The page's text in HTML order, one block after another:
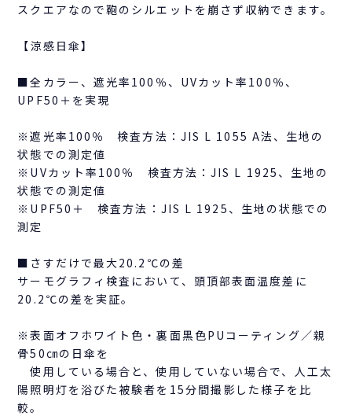
スクエアなので鞄のシルエットを崩さず収納できます。
【涼感日傘】
■全カラー、遮光率100％、UVカット率100％、
UPF50＋を実現
※遮光率100％ 検査方法：JIS L 1055 A法、生地の
状態での測定値
※UVカット率100％ 検査方法：JIS L 1925、生地の
状態での測定値
※UPF50＋ 検査方法：JIS L 1925、生地の状態での
測定
■さすだけで最大20.2℃の差
サーモグラフィ検査において、頭頂部表面温度差に
20.2℃の差を実証。
※表面オフホワイト色・裏面黒色PUコーティング／親
骨50㎝の日傘を
使用している場合と、使用していない場合で、人工太
陽照明灯を浴びた被験者を15分間撮影した様子を比
較。